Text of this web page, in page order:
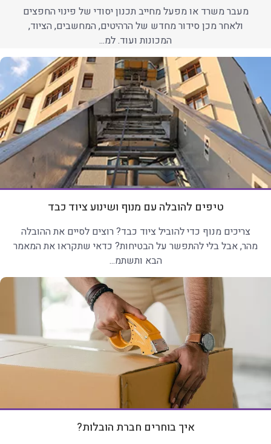
מעבר משרד או מפעל מחייב תכנון יסודי של פינוי החפצים
ולאחר מכן סידור מחדש של הרהיטים, המחשבים, הציוד,
המכונות ועוד. למ...
טיפים להובלה עם מנוף ושינוע ציוד כבד
צריכים מנוף כדי להוביל ציוד כבד? רוצים לסיים את ההובלה
מהר, אבל בלי להתפשר על הבטיחות? כדאי שתקראו את המאמר
הבא ותשתמ...
איך בוחרים חברת הובלות?